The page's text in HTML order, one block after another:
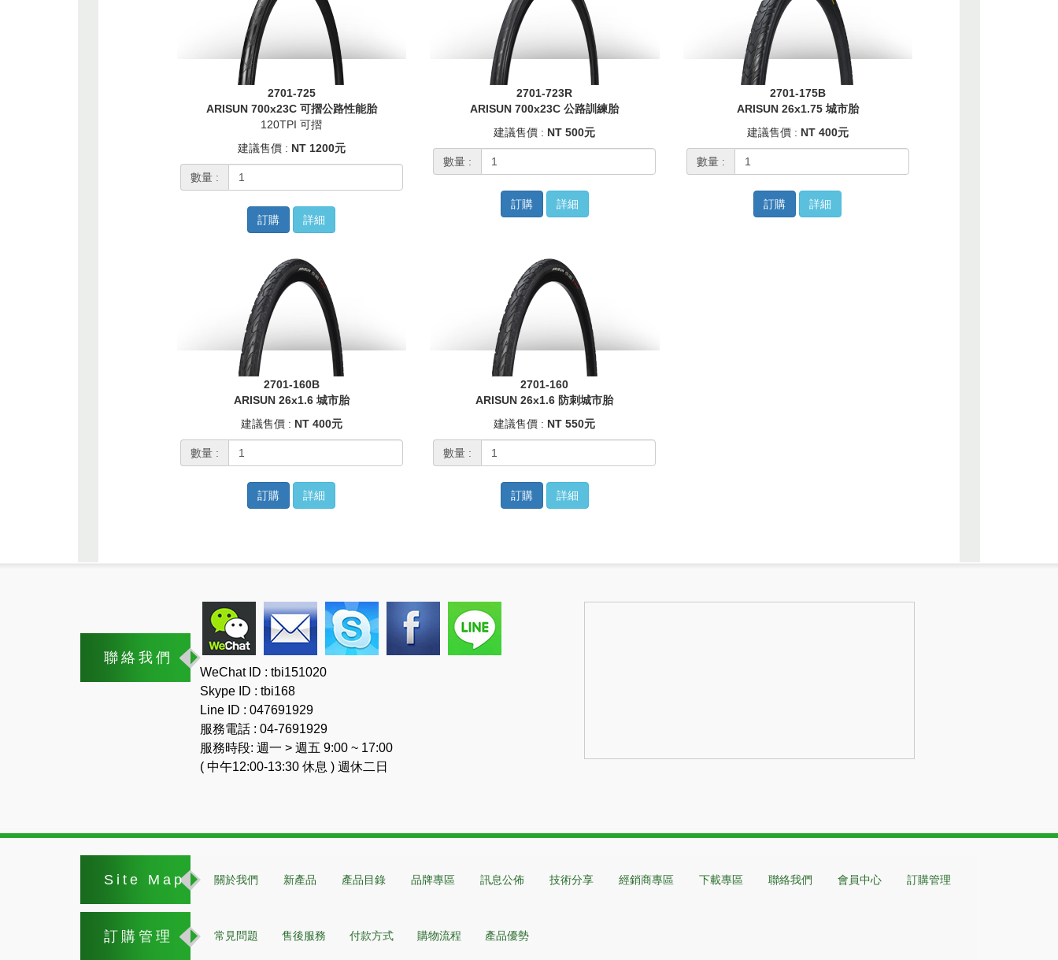
2701-725
ARISUN 700x23C 可摺公路性能胎
120TPI 可摺
建議售價 : NT 1200元
數量 :
訂購 詳細
2701-723R
ARISUN 700x23C 公路訓練胎
建議售價 : NT 500元
數量 :
訂購 詳細
2701-175B
ARISUN 26x1.75 城市胎
建議售價 : NT 400元
數量 :
訂購 詳細
2701-160B
ARISUN 26x1.6 城市胎
建議售價 : NT 400元
數量 :
訂購 詳細
2701-160
ARISUN 26x1.6 防刺城市胎
建議售價 : NT 550元
數量 :
訂購 詳細
聯絡我們
WeChat ID : tbi151020
Skype ID : tbi168
Line ID : 047691929
服務電話 : 04-7691929
服務時段: 週一 > 週五 9:00 ~ 17:00
( 中午12:00-13:30 休息 ) 週休二日
Site Map 關於我們 新產品 產品目錄 品牌專區 訊息公佈 技術分享 經銷商專區 下載專區 聯絡我們 會員中心 訂購管理
訂購管理 常見問題 售後服務 付款方式 購物流程 產品優勢